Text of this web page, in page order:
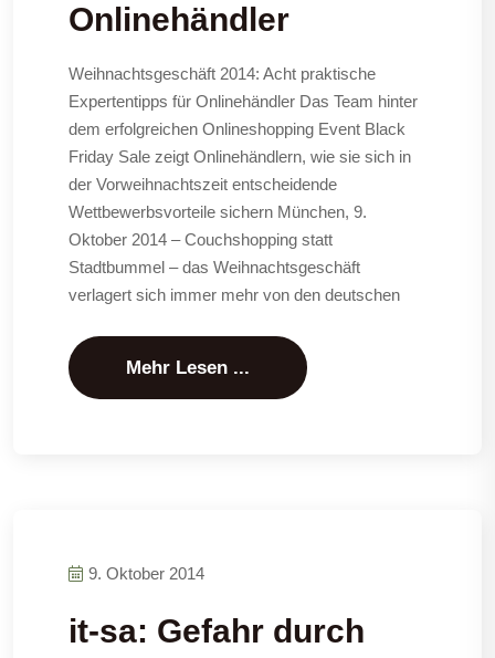
Onlinehändler
Weihnachtsgeschäft 2014: Acht praktische
Expertentipps für Onlinehändler Das Team hinter
dem erfolgreichen Onlineshopping Event Black
Friday Sale zeigt Onlinehändlern, wie sie sich in
der Vorweihnachtszeit entscheidende
Wettbewerbsvorteile sichern München, 9.
Oktober 2014 – Couchshopping statt
Stadtbummel – das Weihnachtsgeschäft
verlagert sich immer mehr von den deutschen
Mehr Lesen ...
9. Oktober 2014
it-sa: Gefahr durch